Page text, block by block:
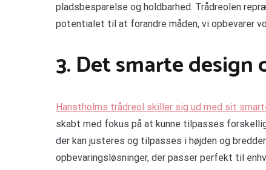
pladsbesparelse og holdbarhed. Trådreolen
potentialet til at forandre måden, vi opbevarer
3. Det smarte
Hanstholms trådreol skiller sig ud med sit
skabt med fokus på at kunne tilpasses
der kan justeres og tilpasses i højden og
opbevaringsløsninger, der passer perfekt til